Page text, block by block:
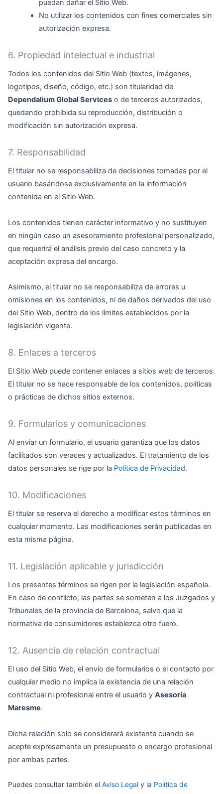
puedan dañar el Sitio Web.
No utilizar los contenidos con fines comerciales sin
autorización expresa.
6. Propiedad intelectual e industrial
Todos los contenidos del Sitio Web (textos, imágenes,
logotipos, diseño, código, etc.) son titularidad de
Dependalium Global Services o de terceros autorizados,
quedando prohibida su reproducción, distribución o
modificación sin autorización expresa.
7. Responsabilidad
El titular no se responsabiliza de decisiones tomadas por el
usuario basándose exclusivamente en la información
contenida en el Sitio Web.
Los contenidos tienen carácter informativo y no sustituyen
en ningún caso un asesoramiento profesional personalizado,
que requerirá el análisis previo del caso concreto y la
aceptación expresa del encargo.
Asimismo, el titular no se responsabiliza de errores u
omisiones en los contenidos, ni de daños derivados del uso
del Sitio Web, dentro de los límites establecidos por la
legislación vigente.
8. Enlaces a terceros
El Sitio Web puede contener enlaces a sitios web de terceros.
El titular no se hace responsable de los contenidos, políticas
o prácticas de dichos sitios externos.
9. Formularios y comunicaciones
Al enviar un formulario, el usuario garantiza que los datos
facilitados son veraces y actualizados. El tratamiento de los
datos personales se rige por la Política de Privacidad.
10. Modificaciones
El titular se reserva el derecho a modificar estos términos en
cualquier momento. Las modificaciones serán publicadas en
esta misma página.
11. Legislación aplicable y jurisdicción
Los presentes términos se rigen por la legislación española.
En caso de conflicto, las partes se someten a los Juzgados y
Tribunales de la provincia de Barcelona, salvo que la
normativa de consumidores establezca otro fuero.
12. Ausencia de relación contractual
El uso del Sitio Web, el envío de formularios o el contacto por
cualquier medio no implica la existencia de una relación
contractual ni profesional entre el usuario y Asesoría
Maresme.
Dicha relación solo se considerará existente cuando se
acepte expresamente un presupuesto o encargo profesional
por ambas partes.
Puedes consultar también el Aviso Legal y la Política de